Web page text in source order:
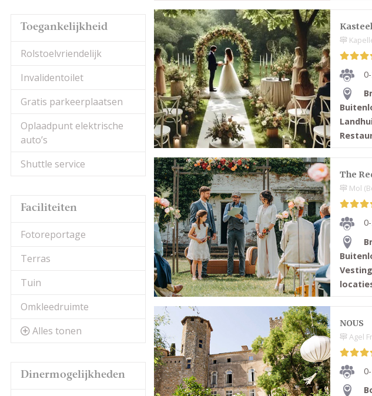
Toegankelijkheid
Rolstoelvriendelijk
Invalidentoilet
Gratis parkeerplaatsen
Oplaadpunt elektrische
auto’s
Shuttle service
Faciliteiten
Fotoreportage
Terras
Tuin
Omkleedruimte
Alles tonen
Dinermogelijkheden
The
Mol
NOUS
Agel